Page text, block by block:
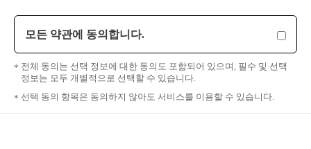
모든 약관에 동의합니다.
전체 동의는 선택 정보에 대한 동의도 포함되어 있으며, 필수 및 선택
정보는 모두 개별적으로 선택할 수 있습니다.
선택 동의 항목은 동의하지 않아도 서비스를 이용할 수 있습니다.